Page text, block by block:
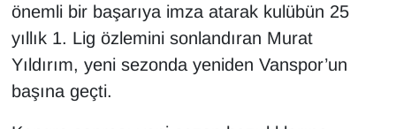
önemli bir başarıya imza atarak kulübün 25
yıllık 1. Lig özlemini sonlandıran Murat
Yıldırım, yeni sezonda yeniden Vanspor’un
başına geçti.
Kim Kimdir?
Kültür & Sanat
KURDÎ